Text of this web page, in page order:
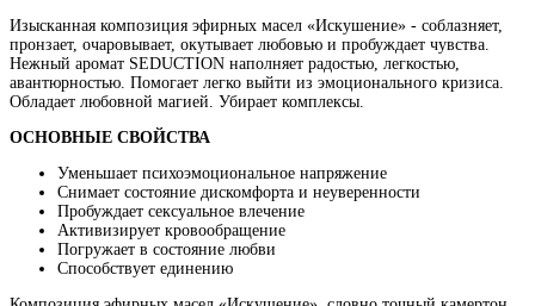
Изысканная композиция эфирных масел «Искушение» - соблазняет,
пронзает, очаровывает, окутывает любовью и пробуждает чувства.
Нежный аромат SEDUCTION наполняет радостью, легкостью,
авантюрностью. Помогает легко выйти из эмоционального кризиса.
Обладает любовной магией. Убирает комплексы.
ОСНОВНЫЕ СВОЙСТВА
Уменьшает психоэмоциональное напряжение
Снимает состояние дискомфорта и неуверенности
Пробуждает сексуальное влечение
Активизирует кровообращение
Погружает в состояние любви
Способствует единению